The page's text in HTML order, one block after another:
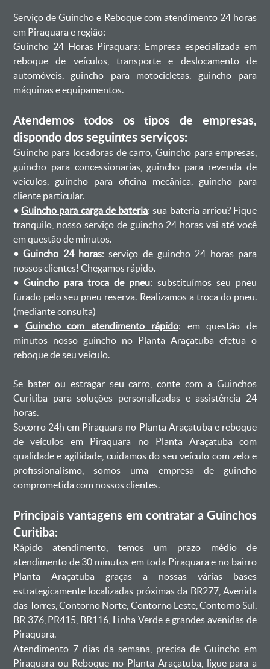
Serviço de Guincho e Reboquecom atendimento 24 horas
em Piraquara e região:
Guincho 24 Horas Piraquara: Empresa especializada em
reboque de veículos, transporte e deslocamento de
automóveis, guincho para motocicletas, guincho para
máquinas e equipamentos.
Atendemos todos os tipos de empresas,
dispondo dos seguintes serviços:
Guincho para locadoras de carro, Guincho para empresas,
guincho para concessionarias, guincho para revenda de
veículos, guincho para oficina mecânica, guincho para
cliente particular.
•Guincho para carga de bateria: sua bateria arriou? Fique
tranquilo, nosso serviço de guincho 24 horas vai até você
em questão de minutos.
•Guincho 24 horas: serviço de guincho 24 horas para
nossos clientes! Chegamos rápido.
• Guincho para troca de pneu: substituímos seu pneu
furado pelo seu pneu reserva. Realizamos a troca do pneu.
(mediante consulta)
• Guincho com atendimento rápido: em questão de
minutos nosso guincho no Planta Araçatuba efetua o
reboque de seu veículo.
Se bater ou estragar seu carro, conte com a Guinchos
Curitiba para soluções personalizadas e assistência 24
horas.
Socorro 24h em Piraquara no Planta Araçatuba e reboque
de veículos em Piraquara no Planta Araçatuba com
qualidade e agilidade, cuidamos do seu veículo com zelo e
profissionalismo, somos uma empresa de guincho
comprometida com nossos clientes.
Principais vantagens em contratar a Guinchos
Curitiba:
Rápido atendimento, temos um prazo médio de
atendimento de 30 minutos em toda Piraquara e no bairro
Planta Araçatuba graças a nossas várias bases
estrategicamente localizadas próximas da BR277, Avenida
das Torres, Contorno Norte, Contorno Leste, Contorno Sul,
BR 376, PR415, BR116, Linha Verde e grandes avenidas de
Piraquara.
Atendimento 7 dias da semana, precisa de Guincho em
Piraquara ou Reboque no Planta Araçatuba, ligue para a